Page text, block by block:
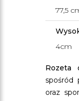
77,5
4cm
Rozeta
spośród
oraz